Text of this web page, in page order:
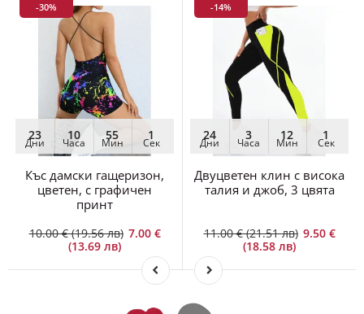
-30%
23
Дни
10
Часа
55
Мин
1
Сек
Къс дамски гащеризон,
цветен, с графичен
принт
10.00 € (19.56 лв) 7.00 €
(13.69 лв)
-14%
24
Дни
3
Часа
12
Мин
1
Сек
Двуцветен клин с висока
талия и джоб, 3 цвята
11.00 € (21.51 лв) 9.50 €
(18.58 лв)